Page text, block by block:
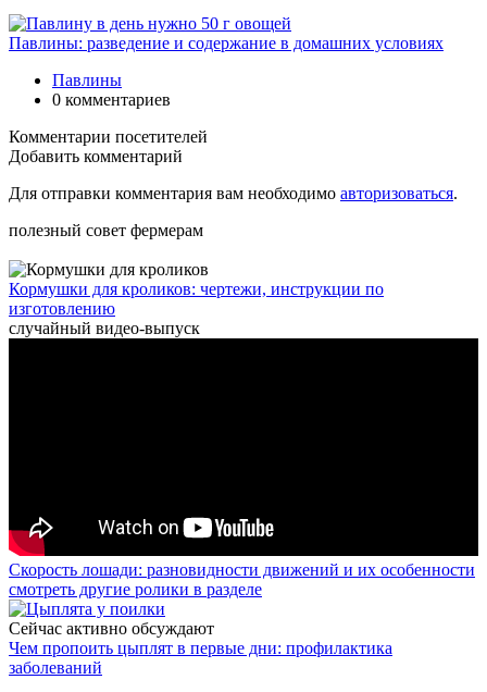
Павлины: разведение и содержание в домашних условиях
Павлины
0 комментариев
Комментарии посетителей
Добавить комментарий
Для отправки комментария вам необходимо авторизоваться.
полезный совет фермерам
Кормушки для кроликов: чертежи, инструкции по
изготовлению
случайный видео-выпуск
Скорость лошади: разновидности движений и их особенности
смотреть другие ролики в разделе
Сейчас активно обсуждают
Чем пропоить цыплят в первые дни: профилактика
заболеваний